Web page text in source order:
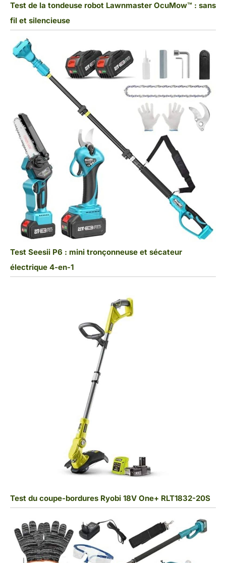
Test de la tondeuse robot Lawnmaster OcuMow™ : sans
fil et silencieuse
Test Seesii P6 : mini tronçonneuse et sécateur
électrique 4-en-1
Test du coupe-bordures Ryobi 18V One+ RLT1832-20S